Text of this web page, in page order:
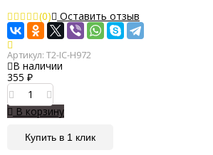
(0) Оставить отзыв
Артикул: T2-IC-H972
В наличии
355 ₽
В корзину
Купить в 1 клик